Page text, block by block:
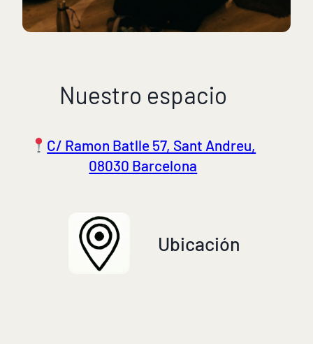
Nuestro espacio
C/ Ramon Batlle 57, Sant Andreu,
08030 Barcelona
Ubicación